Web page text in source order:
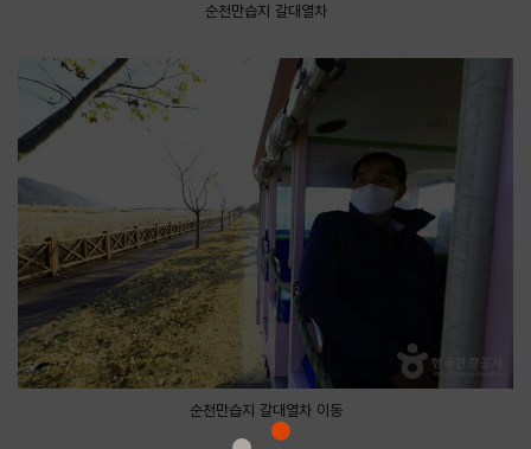
순천만습지 갈대열차
순천만습지 갈대열차 이동